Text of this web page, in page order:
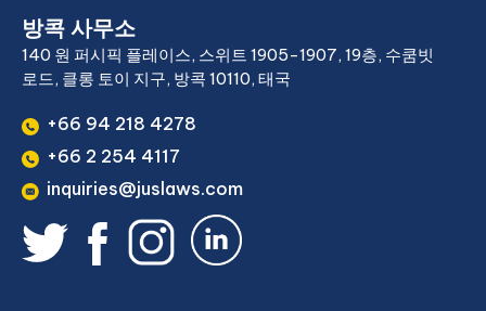
방콕 사무소
140 원 퍼시픽 플레이스, 스위트 1905-1907, 19층, 수쿰빗
로드, 클롱 토이 지구, 방콕 10110, 태국
+66 94 218 4278
+66 2 254 4117
inquiries@juslaws.com